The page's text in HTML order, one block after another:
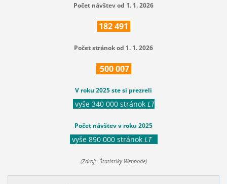
Počet návštev od 1. 1. 2026
182491
Počet stránok od 1. 1. 2026
500007
V roku 2025 ste si prezreli
vyše 340 000 stránok LT
Počet návštev v roku 2025
vyše 890 000 stránok LT
(Zdroj: Štatistiky Webnode)